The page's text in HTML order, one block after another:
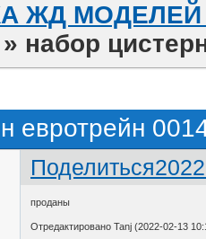
ЖД МОДЕЛЕЙ
» набор
евротрейн
Поделиться
проданы
Отредактировано Tanj (2022-02-13